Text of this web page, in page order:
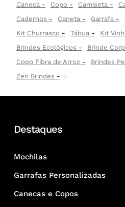
Caneca
Copo Camiseta
Cadernos
Caneta Garrafa
Kit Churrasco
Tábua
Kit
Brindes Ecológicos
Brinde
Copo Fibra de Arroz
Brindes
Zen Brindes
✨
Destaques
Mochilas
Garrafas Personalizadas
Canecas e Copos